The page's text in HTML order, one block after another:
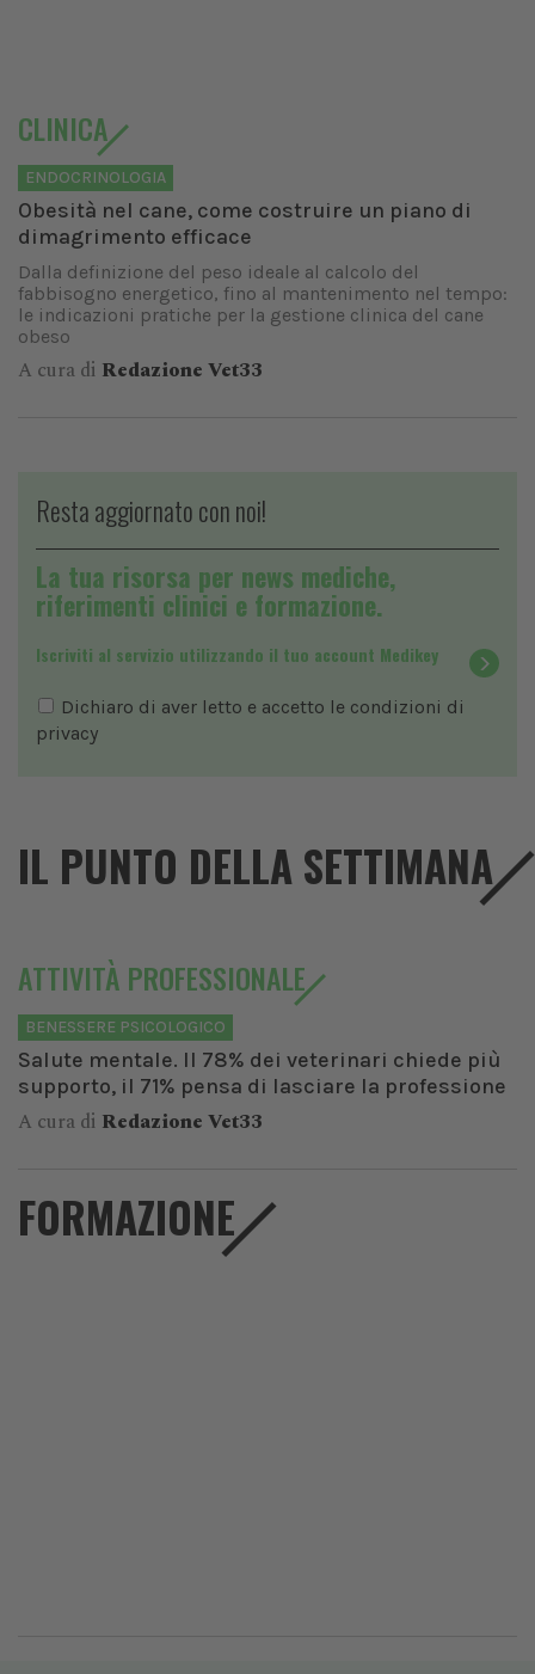
CLINICA
ENDOCRINOLOGIA
Obesità nel cane, come costruire un piano di
dimagrimento efficace
Dalla definizione del peso ideale al calcolo del
fabbisogno energetico, fino al mantenimento nel tempo:
le indicazioni pratiche per la gestione clinica del cane
obeso
A cura di Redazione Vet33
Resta aggiornato con noi!
La tua risorsa per news mediche,
riferimenti clinici e formazione.
Iscriviti al servizio utilizzando il tuo account Medikey
Dichiaro di aver letto e accetto le condizioni di
privacy
IL PUNTO DELLA SETTIMANA
ATTIVITÀ PROFESSIONALE
BENESSERE PSICOLOGICO
Salute mentale. Il 78% dei veterinari chiede più
supporto, il 71% pensa di lasciare la professione
A cura di Redazione Vet33
FORMAZIONE